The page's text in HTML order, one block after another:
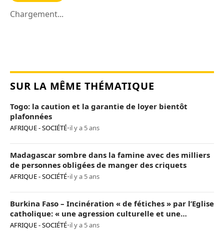
Chargement...
SUR LA MÊME THÉMATIQUE
Togo: la caution et la garantie de loyer bientôt
plafonnées
AFRIQUE - SOCIÉTÉ•il y a 5 ans
Madagascar sombre dans la famine avec des milliers
de personnes obligées de manger des criquets
AFRIQUE - SOCIÉTÉ•il y a 5 ans
Burkina Faso – Incinération « de fétiches » par l’Eglise
catholique: « une agression culturelle et une
provocation de trop »
AFRIQUE - SOCIÉTÉ•il y a 5 ans